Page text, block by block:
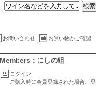
お問い合わせ お買い物かご確認
Members：にしの組
ログイン
ご購入時に会員登録された場合、登